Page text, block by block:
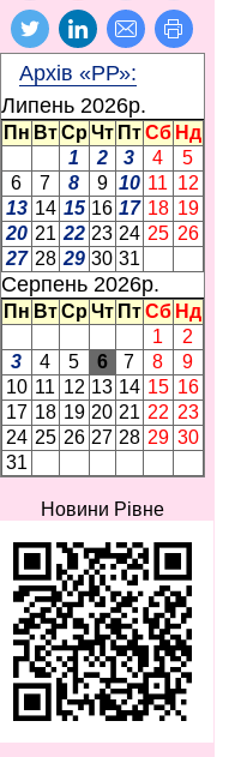
Архів «РР»:
Липень 2026p.
Пн Вт Ср Чт Пт Сб Нд
1
2 3 4
5
6
7 8 9 10 11 12
13 14 15 16 17 18 19
20 21 22 23 24 25 26
27 28 29 30 31
Серпень 2026p.
Пн Вт Ср Чт Пт Сб Нд
1
2
3
4 5 6 7 8
9
10 11 12 13 14 15 16
17 18 19 20 21 22 23
24 25 26 27 28 29 30
31
Новини Рівне